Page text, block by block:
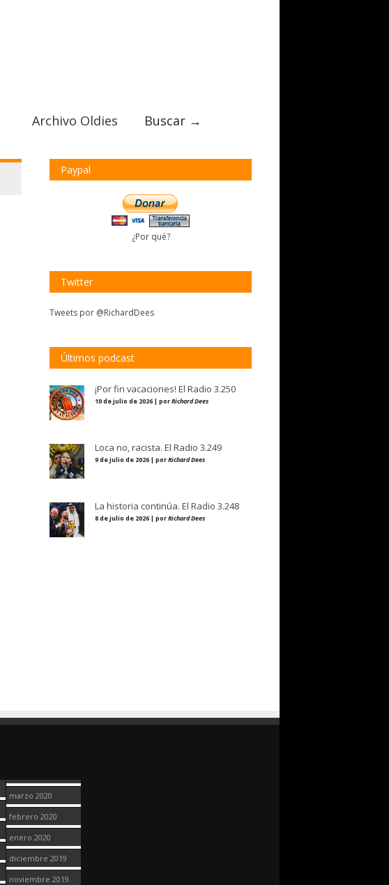
Archivo Oldies Buscar →
Paypal
¿Por qué?
Twitter
Tweets por @RichardDees
Últimos podcast
¡Por fin vacaciones! El Radio 3.250
10 de julio de 2026 | porRichard Dees
Loca no, racista. El Radio 3.249
9 de julio de 2026 | porRichard Dees
La historia continúa. El Radio 3.248
8 de julio de 2026 | porRichard Dees
marzo 2020
febrero 2020
enero 2020
diciembre 2019
noviembre 2019